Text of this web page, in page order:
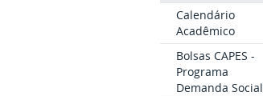
Calendário
Acadêmico
Bolsas CAPES -
Programa
Demanda Social